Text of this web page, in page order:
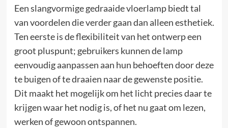
Een slangvormige gedraaide vloerlamp biedt tal
van voordelen die verder gaan dan alleen esthetiek.
Ten eerste is de flexibiliteit van het ontwerp een
groot pluspunt; gebruikers kunnen de lamp
eenvoudig aanpassen aan hun behoeften door deze
te buigen of te draaien naar de gewenste positie.
Dit maakt het mogelijk om het licht precies daar te
krijgen waar het nodig is, of het nu gaat om lezen,
werken of gewoon ontspannen.